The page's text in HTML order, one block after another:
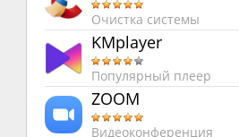
Очистка системы
KMplayer
Популярный плеер
ZOOM
Видеоконференция